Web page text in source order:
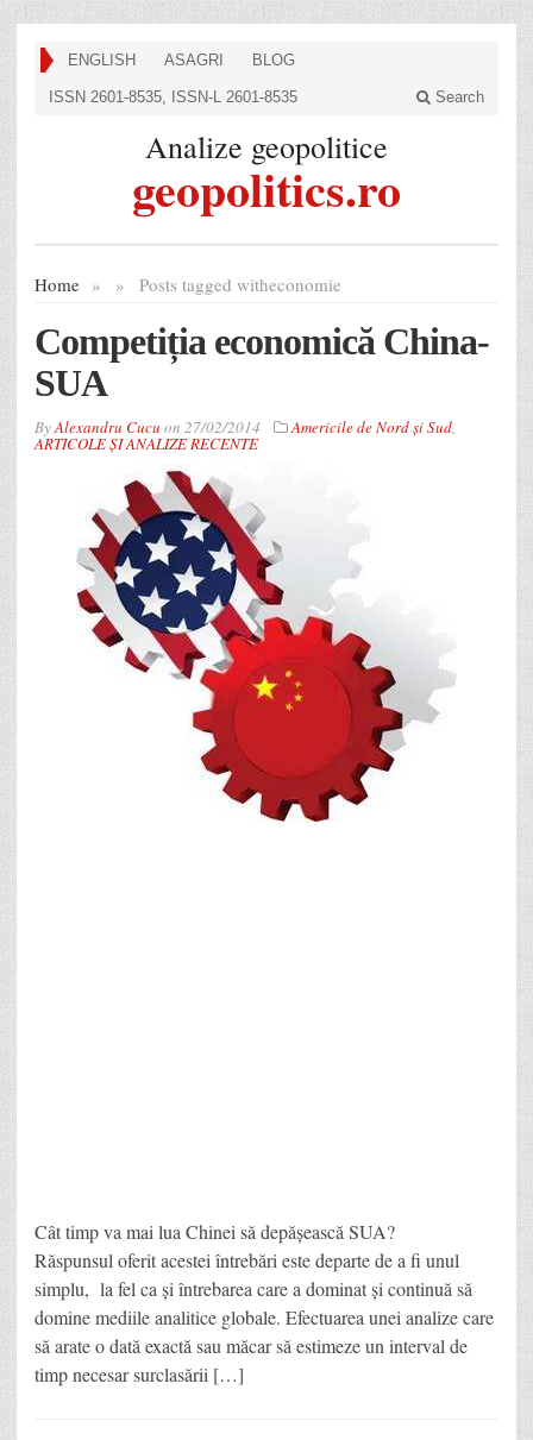
ENGLISH ASAGRI BLOG
ISSN 2601-8535, ISSN-L 2601-8535 Search
Analize geopolitice
geopolitics.ro
Home » Posts tagged with
» economie
Competiția economică China-
SUA
ByAlexandru Cucu on 27/02/2014 Americile de Nord și Sud,
ARTICOLE ȘI ANALIZE RECENTE
Cât timp va mai lua Chinei să depășească SUA?
Răspunsul oferit acestei întrebări este departe de a fi unul
simplu, la fel ca și întrebarea care a dominat și continuă să
domine mediile analitice globale. Efectuarea unei analize care
să arate o dată exactă sau măcar să estimeze un interval de
timp necesar surclasării […]